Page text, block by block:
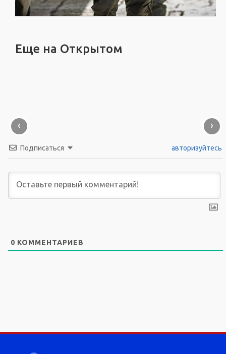
Еще на Открытом
‹ ›
Подписаться авторизуйтесь
0 КОММЕНТАРИЕВ